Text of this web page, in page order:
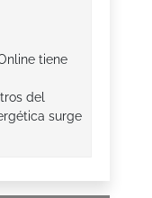
tiene
del
surge